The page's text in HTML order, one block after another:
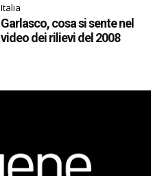
Italia
Garlasco, cosa si sente nel
video dei rilievi del 2008